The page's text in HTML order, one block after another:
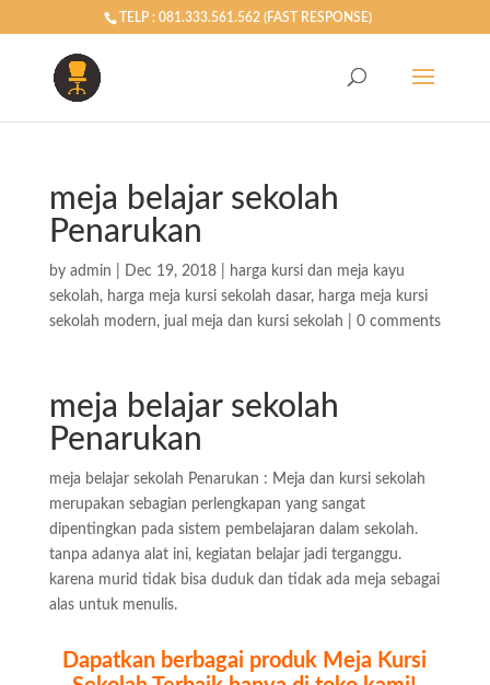
TELP : 081.333.561.562 (FAST RESPONSE)
meja belajar sekolah
Penarukan
by admin Dec 19, 2018|
harga kursi dan meja kayu
sekolah, harga meja kursi sekolah dasar, harga meja kursi
sekolah modern, jual meja dan kursi sekolah 0 comments
meja belajar sekolah
Penarukan
meja belajar sekolah Penarukan : Meja dan kursi sekolah
merupakan sebagian perlengkapan yang sangat
dipentingkan pada sistem pembelajaran dalam sekolah.
tanpa adanya alat ini, kegiatan belajar jadi terganggu.
karena murid tidak bisa duduk dan tidak ada meja sebagai
alas untuk menulis.
Dapatkan berbagai produk Meja Kursi